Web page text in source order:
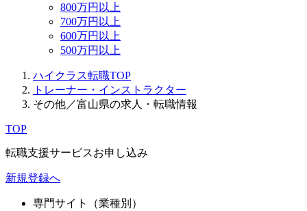
800万円以上
700万円以上
600万円以上
500万円以上
ハイクラス転職TOP
トレーナー・インストラクター
その他／富山県の求人・転職情報
TOP
転職支援サービスお申し込み
新規登録へ
専門サイト（業種別）